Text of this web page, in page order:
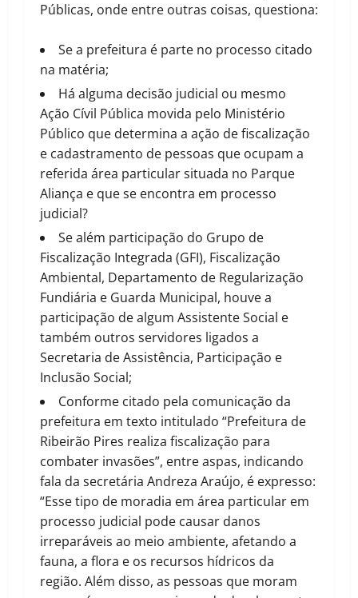
Públicas, onde entre outras coisas, questiona:
Se a prefeitura é parte no processo citado
na matéria;
Há alguma decisão judicial ou mesmo
Ação Cívil Pública movida pelo Ministério
Público que determina a ação de fiscalização
e cadastramento de pessoas que ocupam a
referida área particular situada no Parque
Aliança e que se encontra em processo
judicial?
Se além participação do Grupo de
Fiscalização Integrada (GFI), Fiscalização
Ambiental, Departamento de Regularização
Fundiária e Guarda Municipal, houve a
participação de algum Assistente Social e
também outros servidores ligados a
Secretaria de Assistência, Participação e
Inclusão Social;
Conforme citado pela comunicação da
prefeitura em texto intitulado “Prefeitura de
Ribeirão Pires realiza fiscalização para
combater invasões”, entre aspas, indicando
fala da secretária Andreza Araújo, é expresso:
“Esse tipo de moradia em área particular em
processo judicial pode causar danos
irreparáveis ao meio ambiente, afetando a
fauna, a flora e os recursos hídricos da
região. Além disso, as pessoas que moram